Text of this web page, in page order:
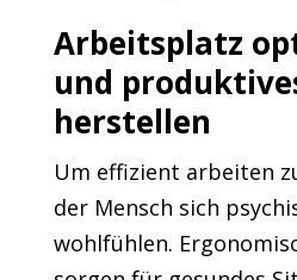
Arbeitsplatz
und
herstellen
Um effizient arbeiten
der Mensch sich
wohlfühlen.